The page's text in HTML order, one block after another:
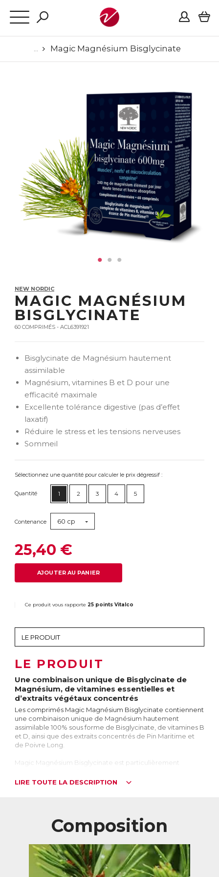
Magic Magnésium Bisglycinate
NEW NORDIC
MAGIC MAGNÉSIUM
BISGLYCINATE
60 COMPRIMÉS - ACL6391921
Bisglycinate de Magnésium hautement
assimilable
Magnésium, vitamines B et D pour une
efficacité maximale
Excellente tolérance digestive (pas d’effet
laxatif)
Réduire le stress et les tensions nerveuses
Sommeil
Sélectionnez une quantité pour calculer le prix dégressif :
Quantité 1 2 3 4 5
Contenance 60 cp
25,40 €
AJOUTER AU PANIER
Ce produit vous rapporte 25 points Vitalco
LE PRODUIT
Une combinaison unique de Bisglycinate de
Magnésium, de vitamines essentielles et
d’extraits végétaux concentrés
Les comprimés Magic Magnésium Bisglycinate contiennent
une combinaison unique de Magnésium hautement
assimilable 100% sous forme de Bisglycinate, de vitamines B
et D, ainsi que des extraits concentrés de Pin Maritime et
de Poivre Long.
Magic Magnésium Bisglycinate est particulièrement
tensions nerveuses, aux troubles du sommeil et aux
Seulement 2 comprimés par jour pour une haute teneur en
Magnésium, tout en assurant une excellente tolérance
Le Magnésium, qu’est-ce que c’est ?
Le Magnésium est un sel minéral essentiel au bon
LIRE TOUTE LA DESCRIPTION
Composition